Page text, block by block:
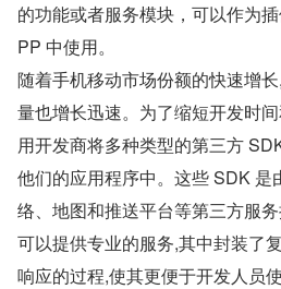
的功能或者服务模块，可以作为
PP 中使用。
随着手机移动市场份额的快速增
量也增长迅速。为了缩短开发时
用开发商将多种类型的第三方
他们的应用程序中。这些 SDK 是
络、地图和推送平台等第三方服
可以提供专业的服务,其中封装了
响应的过程,使其更便于开发人员